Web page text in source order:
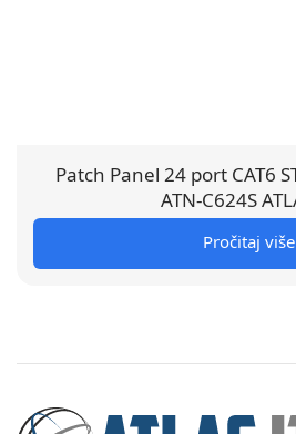
Patch Panel 24 port CAT6
ATN-C624S
Pročitaj više